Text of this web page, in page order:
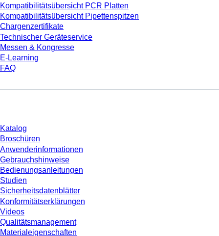
Kompatibilitätsübersicht PCR Platten
Kompatibilitätsübersicht Pipettenspitzen
Chargenzertifikate
Technischer Geräteservice
Messen & Kongresse
E-Learning
FAQ
Katalog
Broschüren
Anwenderinformationen
Gebrauchshinweise
Bedienungsanleitungen
Studien
Sicherheitsdatenblätter
Konformitätserklärungen
Videos
Qualitätsmanagement
Materialeigenschaften